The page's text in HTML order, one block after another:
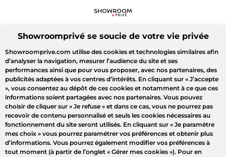
Showroomprivé se soucie de votre vie privée
Showroomprive.com utilise des cookies et technologies similaires afin
d’analyser la navigation, mesurer l’audience du site et ses
performances ainsi que pour vous proposer, avec nos partenaires, des
publicités adaptées à vos centres d’intérêts. En cliquant sur « J’accepte
», vous consentez au dépôt de ces cookies et notamment à ce que ces
informations soient partagées avec nos partenaires. Vous pouvez
choisir de cliquer sur « Je refuse » et dans ce cas, vous ne pourrez pas
recevoir de contenu personnalisé et seuls les cookies nécessaires au
fonctionnement du site seront utilisés. En cliquant sur « Je paramètre
mes choix » vous pourrez paramétrer vos préférences et obtenir plus
d’informations. Vous pourrez également modifier vos préférences à
tout moment (à partir de l’onglet « Gérer mes cookies »). Pour en